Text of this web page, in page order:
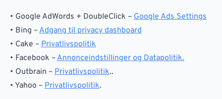
• Google AdWords + DoubleClick – Google Ads Settings
• Bing – Adgang til privacy dashboard
• Cake – Privatlivspolitik
• Facebook – Annonceindstillinger og Datapolitik.
• Outbrain – Privatlivspolitik..
• Yahoo – Privatlivspolitik.